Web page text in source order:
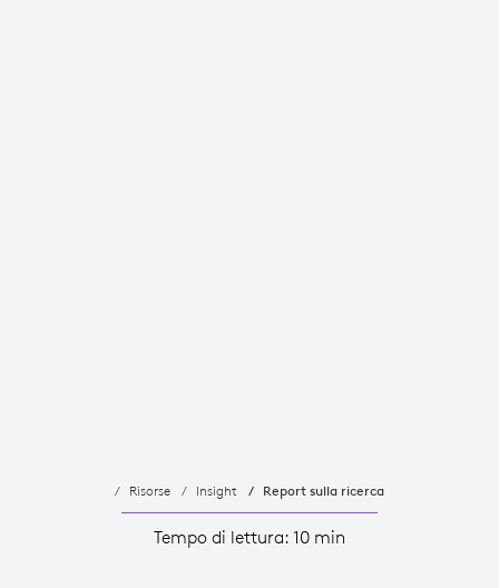
Risorse Insight Report sulla ricerca
Tempo di lettura: 10 min